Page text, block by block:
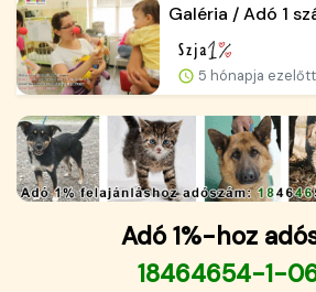
Galéria / Adó 1
5 hónapja ezelőtt
Adó 1%-hoz
18464654-1-